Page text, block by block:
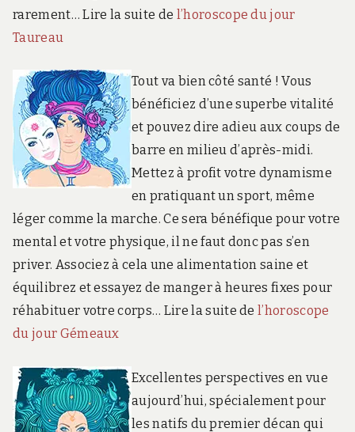
rarement… Lire la suite de l’horoscope du jour
Taureau
Tout va bien côté santé ! Vous
bénéficiez d’une superbe vitalité
et pouvez dire adieu aux coups de
barre en milieu d’après-midi.
Mettez à profit votre dynamisme
en pratiquant un sport, même
léger comme la marche. Ce sera bénéfique pour votre
mental et votre physique, il ne faut donc pas s’en
priver. Associez à cela une alimentation saine et
équilibrez et essayez de manger à heures fixes pour
réhabituer votre corps… Lire la suite del’horoscope
du jour Gémeaux
Excellentes perspectives en vue
aujourd’hui, spécialement pour
les natifs du premier décan qui